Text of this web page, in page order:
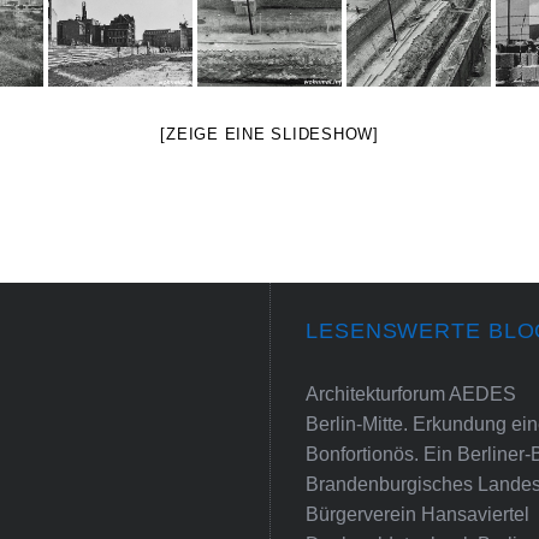
[ZEIGE EINE SLIDESHOW]
LESENSWERTE
Architekturforum AEDES
Berlin-Mitte. Erkundung
Bonfortionös. Ein Berliner-
Brandenburgisches
Bürgerverein Hansaviertel